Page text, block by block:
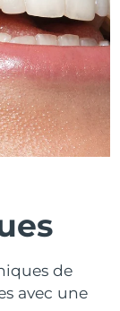
de
avec une